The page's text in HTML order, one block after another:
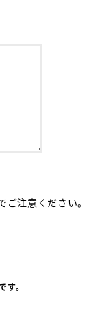
注意ください。
す。